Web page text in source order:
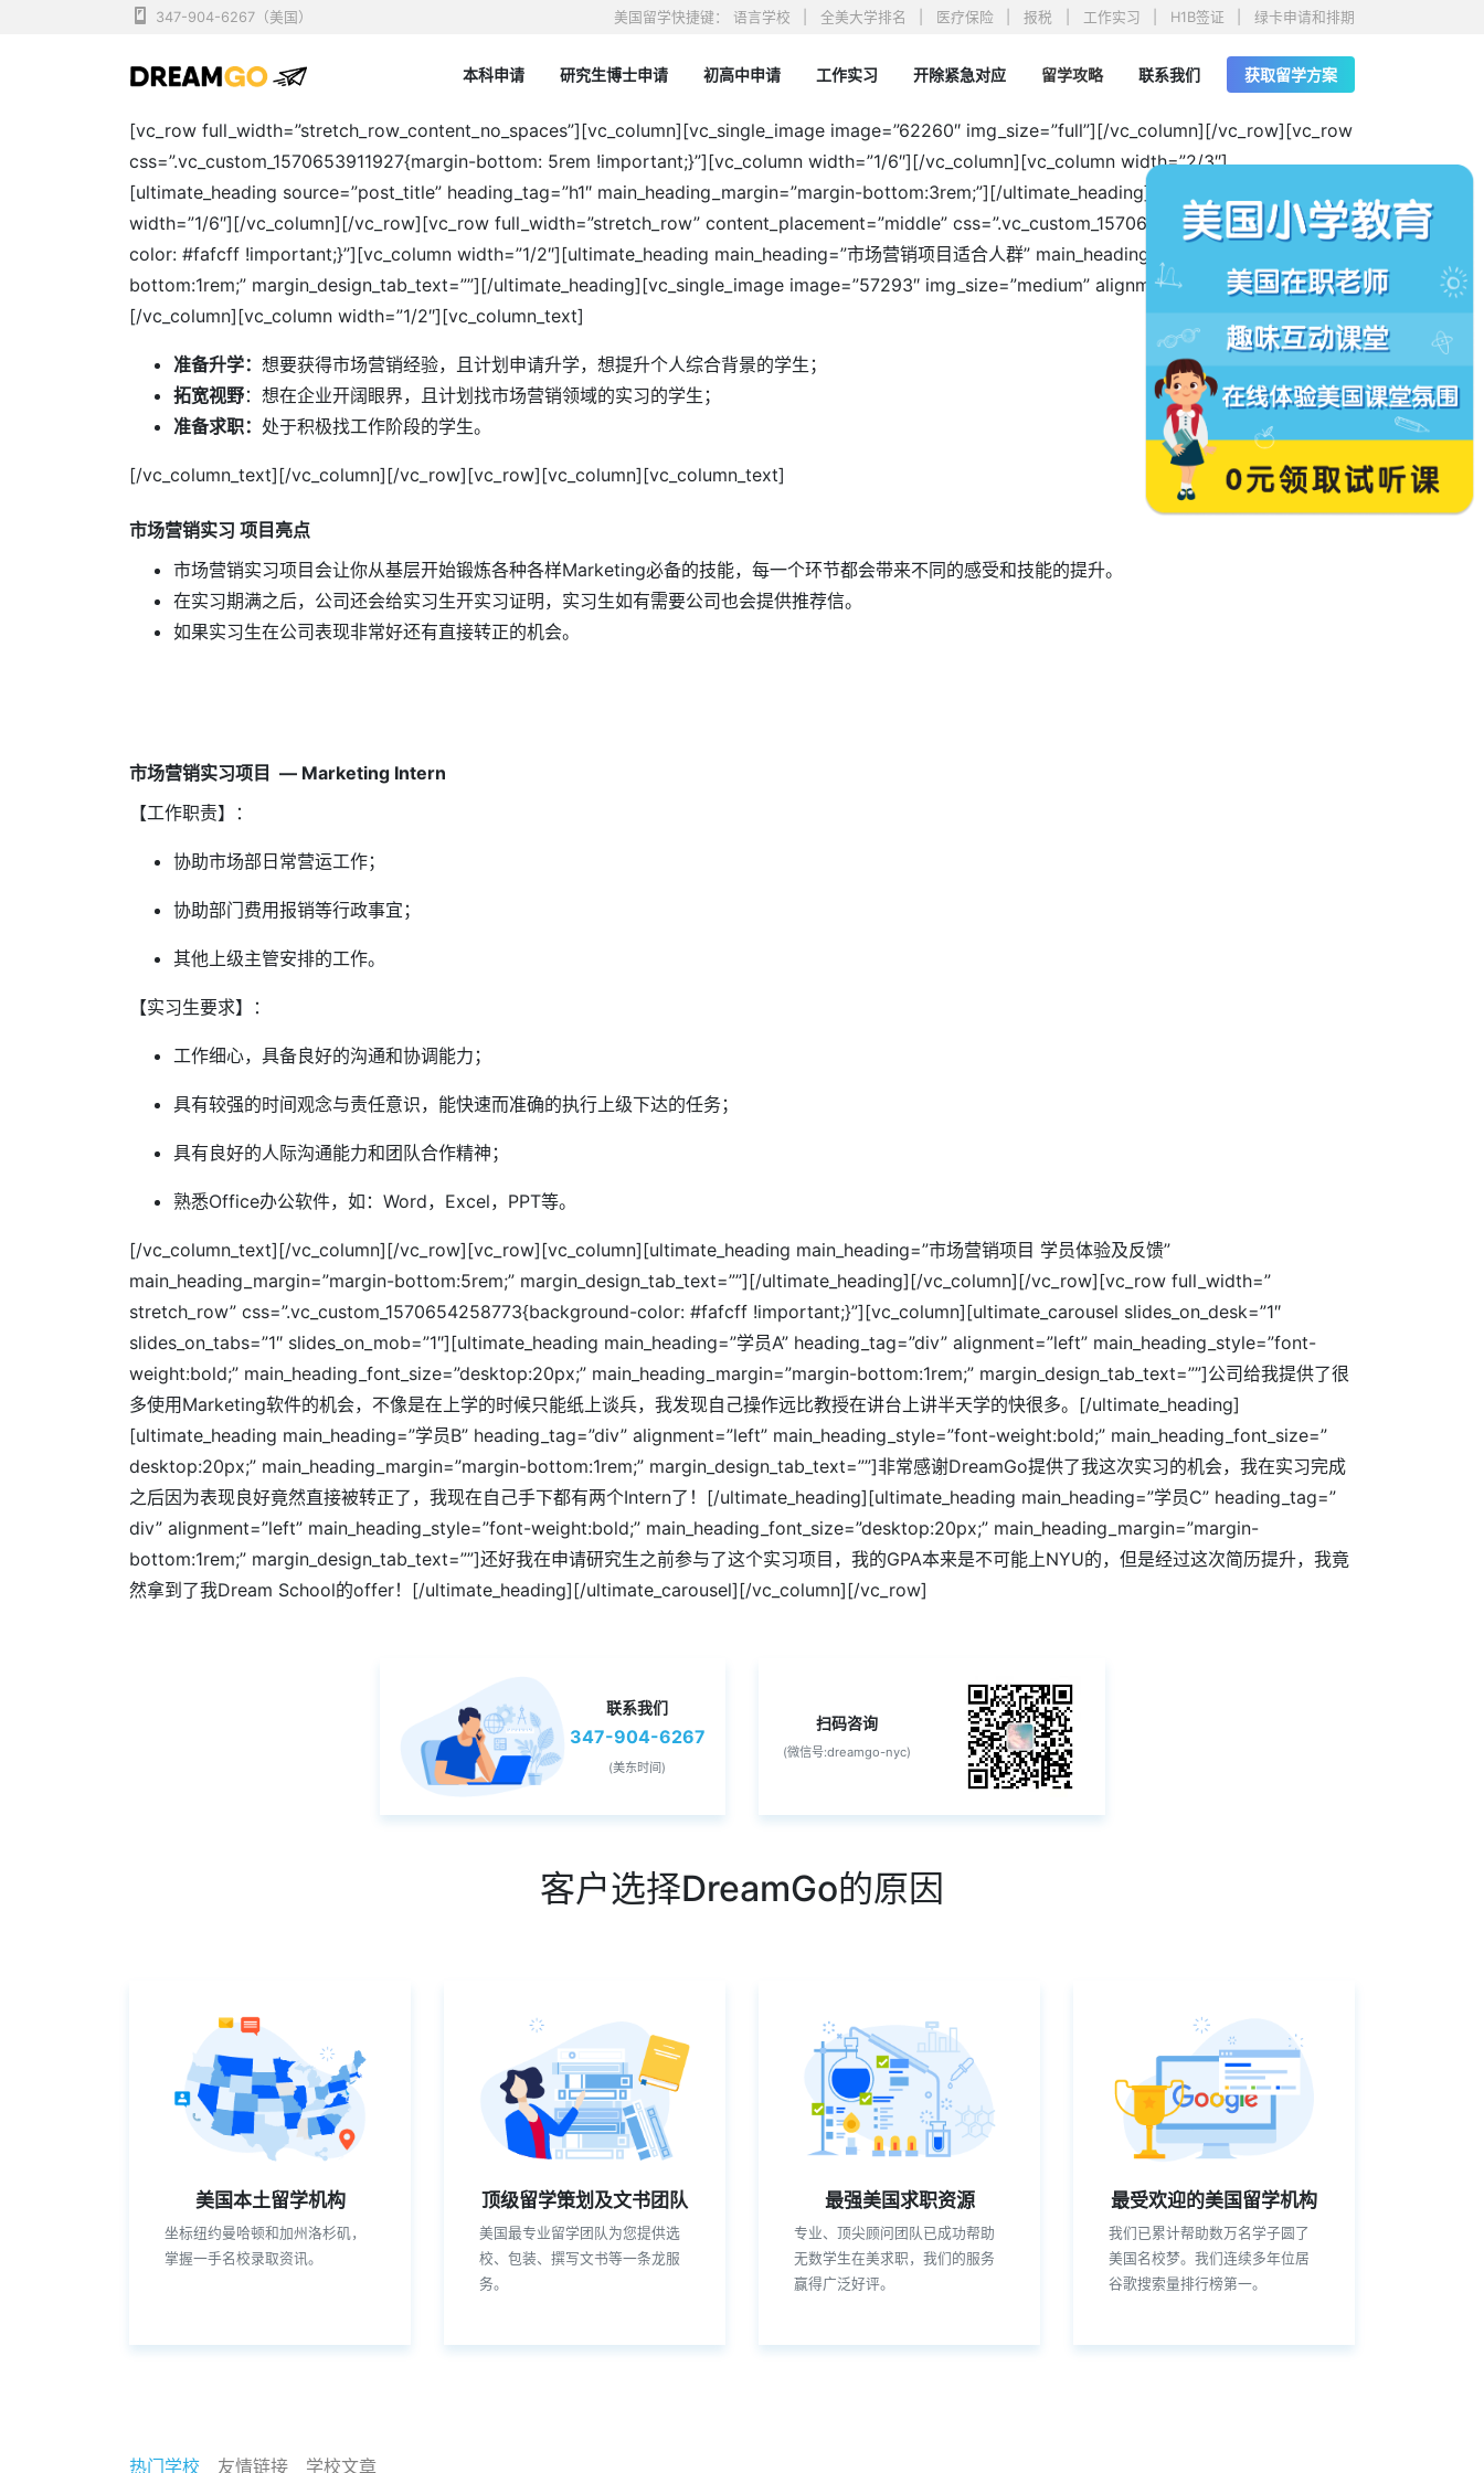
347-904-6267（美国） 美国留学快捷键： 语言学校 全美大学排名 医疗保险 报税 工作实习 H1B签证 绿卡申请和排期
纽约留学中介 | 美国留学 | 100%录取的本土精品留学机构
本科申请 研究生博士申请 初高中申请 工作实习 开除紧急对应 留学攻略 联系我们 获取留学方案
[vc_row full_width=”stretch_row_content_no_spaces”][vc_column][vc_single_image image=”62260″ img_size=”full”][/vc_column][/vc_row][vc_row
css=”.vc_custom_1570653911927{margin-bottom: 5rem !important;}”][vc_column width=”1/6″][/vc_column][vc_column width=”2/3″]
[ultimate_heading source=”post_title” heading_tag=”h1″ main_heading_margin=”margin-bottom:3rem;”][/ultimate_heading][/vc_column][vc_column
width=”1/6″][/vc_column][/vc_row][vc_row full_width=”stretch_row” content_placement=”middle” css=”.vc_custom_1570654057112{background-
color: #fafcff !important;}”][vc_column width=”1/2″][ultimate_heading main_heading=”市场营销项目适合人群” main_heading_margin=”margin-
bottom:1rem;” margin_design_tab_text=””][/ultimate_heading][vc_single_image image=”57293″ img_size=”medium” alignment=”center”]
[/vc_column][vc_column width=”1/2″][vc_column_text]
准备升学： 想要获得市场营销经验，且计划申请升学，想提升个人综合背景的学生；
拓宽视野：想在企业开阔眼界，且计划找市场营销领域的实习的学生；
准备求职： 处于积极找工作阶段的学生。
[/vc_column_text][/vc_column][/vc_row][vc_row][vc_column][vc_column_text]
市场营销实习 项目亮点
市场营销实习项目会让你从基层开始锻炼各种各样Marketing必备的技能，每一个环节都会带来不同的感受和技能的提升。
在实习期满之后，公司还会给实习生开实习证明，实习生如有需要公司也会提供推荐信。
如果实习生在公司表现非常好还有直接转正的机会。
市场营销实习项目 — Marketing Intern
【工作职责】：
协助市场部日常营运工作；
协助部门费用报销等行政事宜；
其他上级主管安排的工作。
【实习生要求】：
工作细心，具备良好的沟通和协调能力；
具有较强的时间观念与责任意识，能快速而准确的执行上级下达的任务；
具有良好的人际沟通能力和团队合作精神；
熟悉Office办公软件，如：Word，Excel，PPT等。
[/vc_column_text][/vc_column][/vc_row][vc_row][vc_column][ultimate_heading main_heading=”市场营销项目 学员体验及反馈”
main_heading_margin=”margin-bottom:5rem;” margin_design_tab_text=””][/ultimate_heading][/vc_column][/vc_row][vc_row full_width=”
stretch_row” css=”.vc_custom_1570654258773{background-color: #fafcff !important;}”][vc_column][ultimate_carousel slides_on_desk=”1″
slides_on_tabs=”1″ slides_on_mob=”1″][ultimate_heading main_heading=”学员A” heading_tag=”div” alignment=”left” main_heading_style=”font-
weight:bold;” main_heading_font_size=”desktop:20px;” main_heading_margin=”margin-bottom:1rem;” margin_design_tab_text=””]公司给我提供了很
多使用Marketing软件的机会，不像是在上学的时候只能纸上谈兵，我发现自己操作远比教授在讲台上讲半天学的快很多。[/ultimate_heading]
[ultimate_heading main_heading=”学员B” heading_tag=”div” alignment=”left” main_heading_style=”font-weight:bold;” main_heading_font_size=”
desktop:20px;” main_heading_margin=”margin-bottom:1rem;” margin_design_tab_text=””]非常感谢DreamGo提供了我这次实习的机会，我在实习完成
之后因为表现良好竟然直接被转正了，我现在自己手下都有两个Intern了！[/ultimate_heading][ultimate_heading main_heading=”学员C” heading_tag=”
div” alignment=”left” main_heading_style=”font-weight:bold;” main_heading_font_size=”desktop:20px;” main_heading_margin=”margin-
bottom:1rem;” margin_design_tab_text=””]还好我在申请研究生之前参与了这个实习项目，我的GPA本来是不可能上NYU的，但是经过这次简历提升，我竟
然拿到了我Dream School的offer！[/ultimate_heading][/ultimate_carousel][/vc_column][/vc_row]
联系我们
347-904-6267
(美东时间)
扫码咨询
(微信号:dreamgo-nyc)
客户选择DreamGo的原因
美国本土留学机构
坐标纽约曼哈顿和加州洛杉矶，
掌握一手名校录取资讯。
顶级留学策划及文书团队
美国最专业留学团队为您提供选
校、包装、撰写文书等一条龙服
务。
最强美国求职资源
专业、顶尖顾问团队已成功帮助
无数学生在美求职，我们的服务
赢得广泛好评。
最受欢迎的美国留学机构
我们已累计帮助数万名学子圆了
美国名校梦。我们连续多年位居
谷歌搜索量排行榜第一。
热门学校 友情链接 学校文章